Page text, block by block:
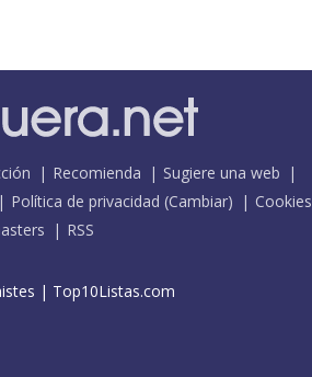
Recomienda
Sugiere una web
Política de privacidad (Cambiar)
Cookies
RSS
| Top10Listas.com